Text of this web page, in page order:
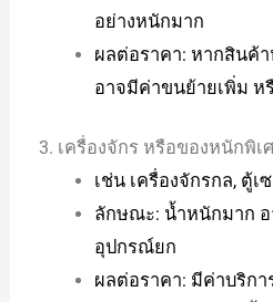
อย่างหนักมาก
ผลต่อราคา: หากสินค้
อาจมีค่าขนย้ายเพิ่ม ห
3. เครื่องจักร หรือของหนักพิเ
เช่น เครื่องจักรกล, ตู้
ลักษณะ: น้ำหนักมาก อ
อุปกรณ์ยก
ผลต่อราคา: มีค่าบริก